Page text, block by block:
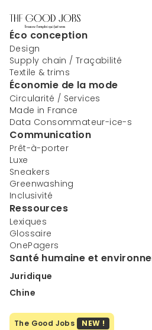
Éco conception
Design
Supply chain / Traçabilité
Textile & trims
Économie de la mode
Circularité / Services
Made in France
Data Consommateur-ice-s
Communication
Prêt-à-porter
Luxe
Sneakers
Greenwashing
Inclusivité
Ressources
Lexiques
Glossaire
OnePagers
Santé humaine et
Juridique
Chine
The Good Jobs NEW !